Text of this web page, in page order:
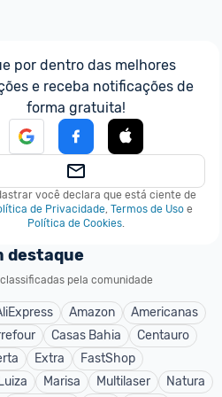
por dentro das melhores
e receba notificações de
forma gratuita!
você declara que está ciente de
de Privacidade, Termos de Uso e
Política de Cookies.
destaque
pela comunidade
Amazon
Americanas
Casas Bahia
Centauro
Extra
FastShop
Marisa Multilaser
Natura